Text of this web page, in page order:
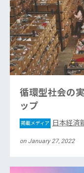
循環型社会の
ップ
掲載メディア 日本経済
on January 27, 2022